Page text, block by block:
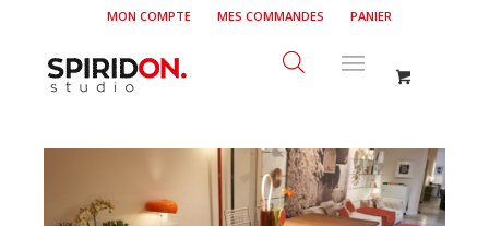
MON COMPTE MES COMMANDES PANIER